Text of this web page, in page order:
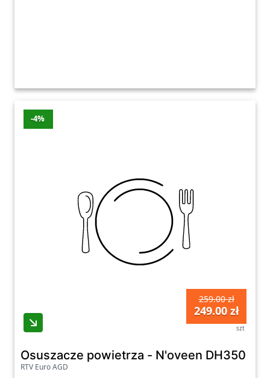
-4%
259.00 zł
249.00 zł
szt
Osuszacze powietrza - N'oveen DH350
RTV Euro AGD